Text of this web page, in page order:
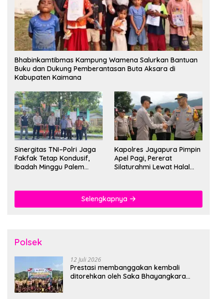
Bhabinkamtibmas Kampung Wamena Salurkan Bantuan
Buku dan Dukung Pemberantasan Buta Aksara di
Kabupaten Kaimana
Sinergitas TNI–Polri Jaga
Fakfak Tetap Kondusif,
Ibadah Minggu Palem
Kapolres Jayapura Pimpin
Apel Pagi, Pererat
Silaturahmi Lewat Halal
Selengkapnya
Polsek
12 Juli 2026
Prestasi membanggakan kembali
ditorehkan oleh Saka Bhayangkara